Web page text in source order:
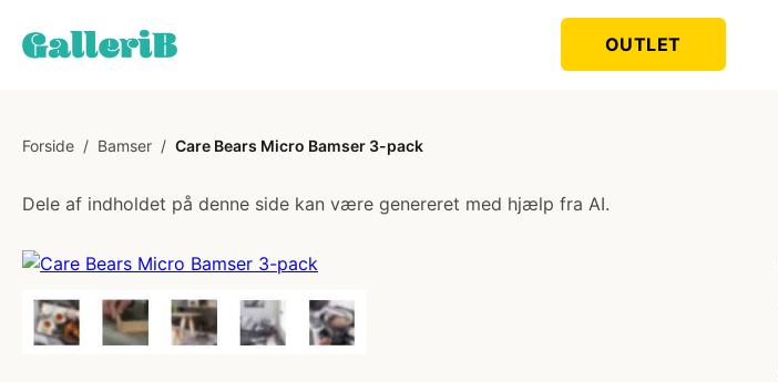
OUTLET
Forside / Bamser / Care Bears Micro Bamser 3-pack
Dele af indholdet på denne side kan være genereret med hjælp fra AI.